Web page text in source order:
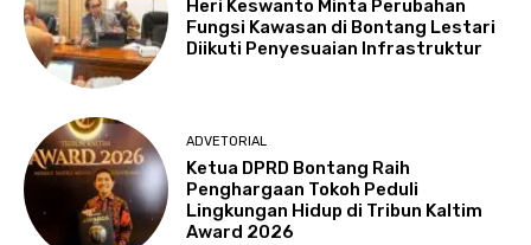
Heri Keswanto Minta Perubahan
Fungsi Kawasan di Bontang Lestari
Diikuti Penyesuaian Infrastruktur
ADVETORIAL
Ketua DPRD Bontang Raih
Penghargaan Tokoh Peduli
Lingkungan Hidup di Tribun Kaltim
Award 2026